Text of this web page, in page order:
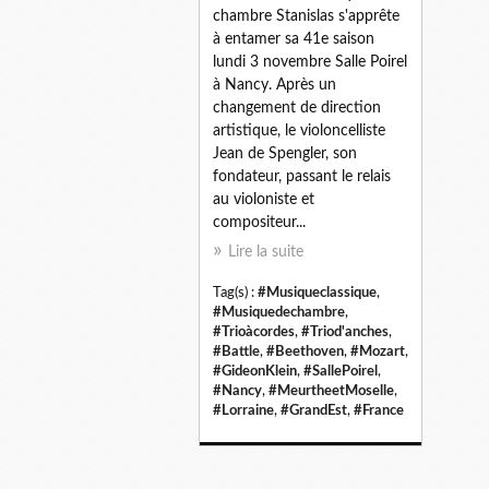
chambre Stanislas s'apprête
à entamer sa 41e saison
lundi 3 novembre Salle Poirel
à Nancy. Après un
changement de direction
artistique, le violoncelliste
Jean de Spengler, son
fondateur, passant le relais
au violoniste et
compositeur...
Lire la suite
Tag(s) : #Musiqueclassique,
#Musiquedechambre,
#Trioàcordes, #Triod'anches,
#Battle, #Beethoven, #Mozart,
#GideonKlein, #SallePoirel ,
#Nancy, #MeurtheetMoselle,
#Lorraine, #GrandEst, #France